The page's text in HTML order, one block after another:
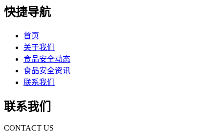
快捷导航
首页
关于我们
食品安全动态
食品安全资讯
联系我们
联系我们
CONTACT US